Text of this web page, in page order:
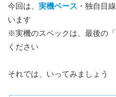
今回は、 実機ベース ・独自目
います
※実機のスペックは、最後の
ください
それでは、いってみましょう